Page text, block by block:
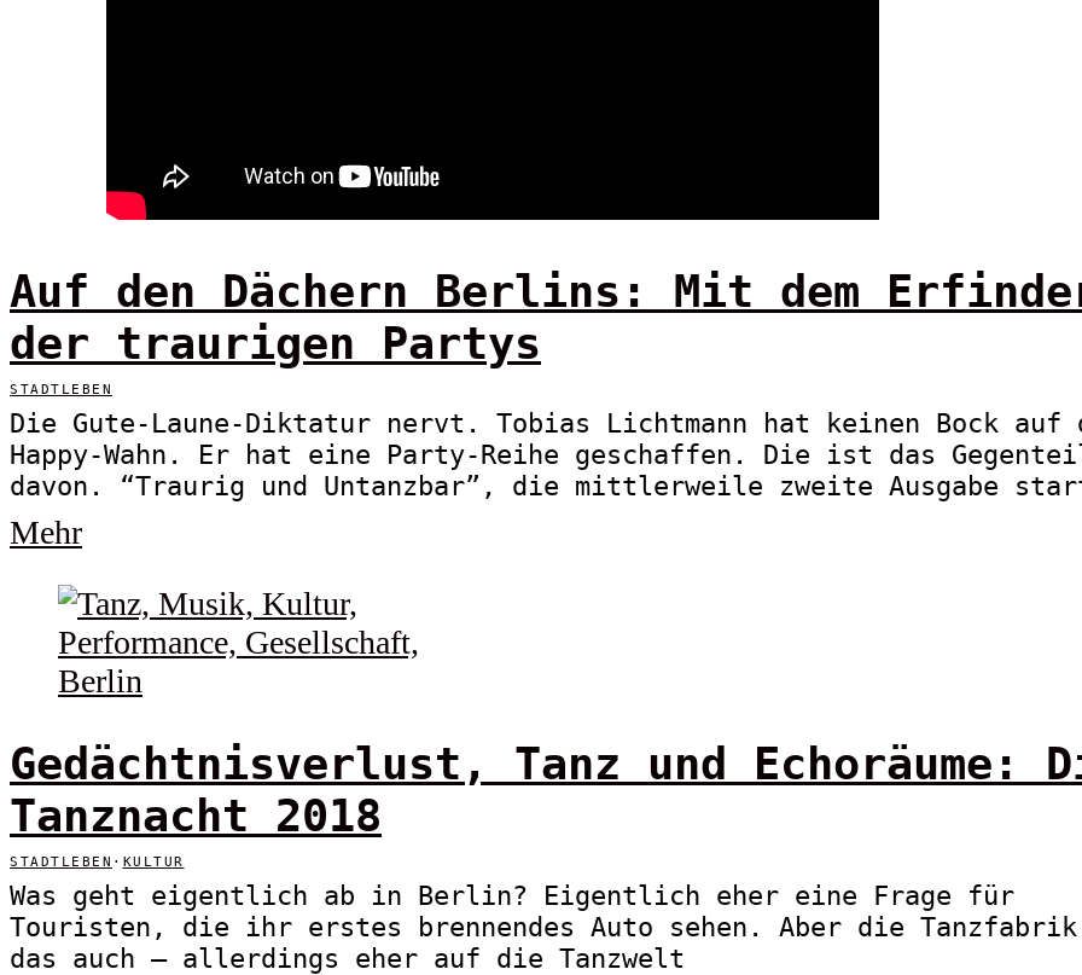
Auf den Dächern Berlins: Mit dem
der traurigen Partys
STADTLEBEN
Die Gute-Laune-Diktatur nervt. Tobias Lichtmann hat keinen Bock auf
Happy-Wahn. Er hat eine Party-Reihe geschaffen. Die ist das
davon. “Traurig und Untanzbar”, die mittlerweile zweite Ausgabe
Mehr
Gedächtnisverlust, Tanz und Echoräume:
Tanznacht 2018
STADTLEBEN · KULTUR
Was geht eigentlich ab in Berlin? Eigentlich eher eine Frage für
Touristen, die ihr erstes brennendes Auto sehen. Aber die
das auch – allerdings eher auf die Tanzwelt